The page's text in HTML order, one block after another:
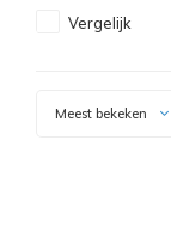
Vergelijk
Meest bekeken